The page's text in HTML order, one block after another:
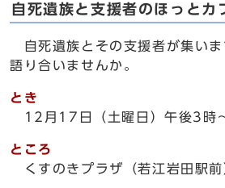
自死遺族と支援者のほっとカ
自死遺族とその支援者が集いま
語り合いませんか。
とき
12月17日（土曜日）午後3時
ところ
くすのきプラザ（若江岩田駅前